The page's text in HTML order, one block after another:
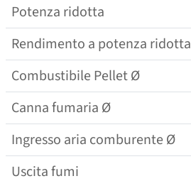
Potenza ridotta
Rendimento a potenza ridotta
Combustibile Pellet Ø
Canna fumaria Ø
Ingresso aria comburente Ø
Uscita fumi